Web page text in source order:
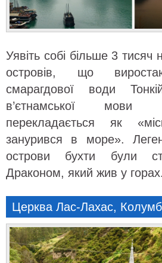
Уявіть собі більше 3 тисяч
островів, що
смарагдової води
в’єтнамської мови
перекладається як
занурився в море».
острови бухти були
Драконом, який жив у горах.
Церква Лас-Лахас,